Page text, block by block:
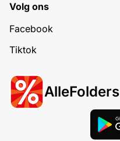
Volg ons
Facebook
Tiktok
AlleFolders